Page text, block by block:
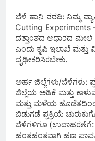
ಬೆಳೆ ಹಾನಿ ವರದಿ: ನಿಮ್ಮ
Cutting
ದತ್ತಾಂಶದ ಆಧಾರದ ಮೇಲೆ
ಎಂದು ಕೃಷಿ ಇಲಾಖೆ
ದೃಢೀಕರಿಸಿರಬೇಕು.
ಅರ್ಹ ಜಿಲ್ಲೆಗಳು/ಬೆಳೆಗಳು:
ಜಿಲ್ಲೆಯ ಅಡಿಕೆ ಮತ್ತು
ಮತ್ತು ಮಳೆಯ
ಬಿಡುಗಡೆ ಪ್ರಕ್ರಿಯೆ
ಬೆಳೆಗಳಿಗೂ (ಉದಾಹರಣೆಗೆ:
ಹಂತಹಂತವಾಗಿ ಹಣ